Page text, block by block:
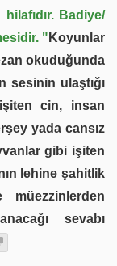
Badiye/
" Koyunlar
okuduğunda
ulaştığı
cin, insan
yada cansız
gibi işiten
lehine şahitlik
müezzinlerden
sevabı